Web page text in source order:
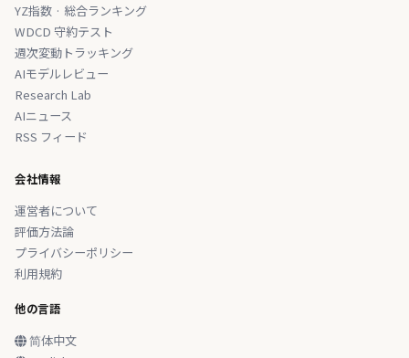
YZ指数 · 総合ランキング
WDCD 守約テスト
週次変動トラッキング
AIモデルレビュー
Research Lab
AIニュース
RSS フィード
会社情報
運営者について
評価方法論
プライバシーポリシー
利用規約
他の言語
简体中文